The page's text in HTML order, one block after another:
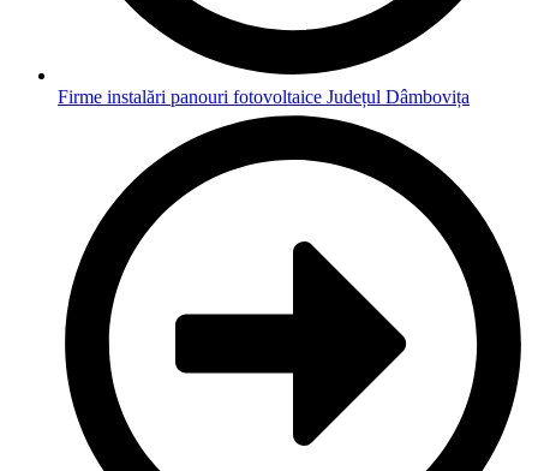
Firme instalări panouri fotovoltaice Județul Dâmbovița